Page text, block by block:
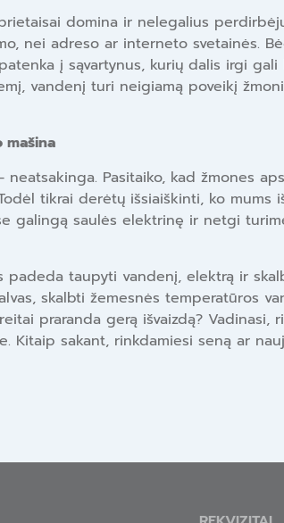
domina ir nelegalius
nei adreso ar interneto svetainės.
į sąvartynus, kurių dalis irgi
vandenį turi neigiamą poveikį
Pasitaiko, kad žmones
tikrai derėtų išsiaiškinti, ko
galingą saulės elektrinę ir netgi
padeda taupyti vandenį, elektrą ir
skalbti žemesnės temperatūros
praranda gerą išvaizdą?
Kitaip sakant, rinkdamiesi seną ar